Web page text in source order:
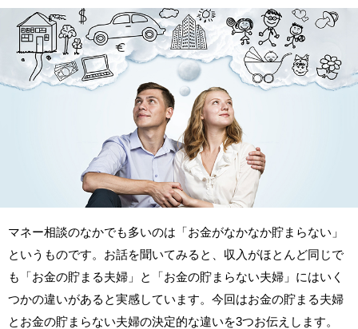
マネー相談のなかでも多いのは「お金がなかなか貯まらない」
というものです。お話を聞いてみると、収入がほとんど同じで
も「お金の貯まる夫婦」と「お金の貯まらない夫婦」にはいく
つかの違いがあると実感しています。今回はお金の貯まる夫婦
とお金の貯まらない夫婦の決定的な違いを3つお伝えします。